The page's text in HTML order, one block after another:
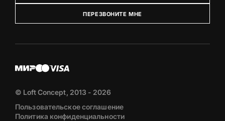
ПЕРЕЗВОНИТЕ МНЕ
© Loft Concept, 2013 - 2026
Пользовательское соглашение
Политика конфиденциальности